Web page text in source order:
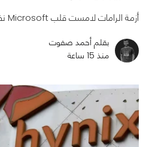
أزمة الرامات لامست قلب Microsoft نفسها!
بقلم أحمد صفوت
منذ 15 ساعة